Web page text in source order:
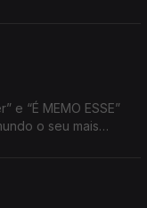
e “É MEMO ESSE”
o seu mais